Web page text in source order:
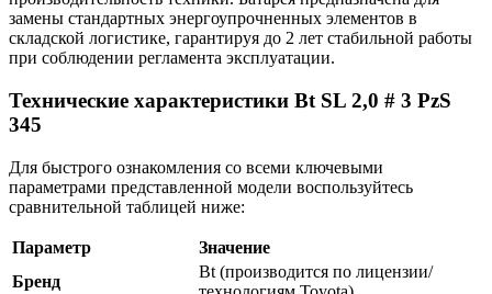
замены стандартных энергоупрочненных элементов в
складской логистике, гарантируя до 2 лет стабильной работы
при соблюдении регламента эксплуатации.
Технические характеристики Bt SL 2,0 # 3 PzS
345
Для быстрого ознакомления со всеми ключевыми
параметрами представленной модели воспользуйтесь
сравнительной таблицей ниже:
Параметр
Значение
Бренд
Bt (производится по лицензии/